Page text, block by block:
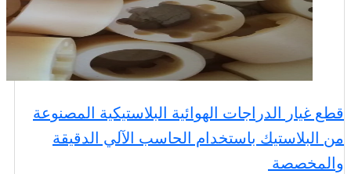
قطع غيار الدراجات الهوائية البلاستيكية المصنوعة
من البلاستيك باستخدام الحاسب الآلي الدقيقة
والمخصصة